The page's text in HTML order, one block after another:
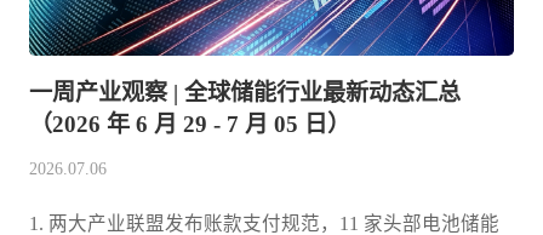
一周产业观察 | 全球储能行业最新动态汇总
（2026 年 6 月 29 - 7 月 05 日）
2026.07.06
1. 两大产业联盟发布账款支付规范，11 家头部电池储能